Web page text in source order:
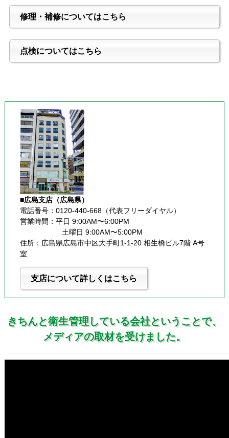
修理・補修についてはこちら
点検についてはこちら
■広島支店（広島県）
電話番号：0120-440-668（代表フリーダイヤル）
営業時間：平日 9:00AM〜6:00PM
              　   土曜日 9:00AM〜5:00PM
住所：広島県広島市中区大手町1-1-20 相生橋ビル7階 A号
室
支店について詳しくはこちら
きちんと衛生管理している会社ということで、
メディアの取材を受けました。